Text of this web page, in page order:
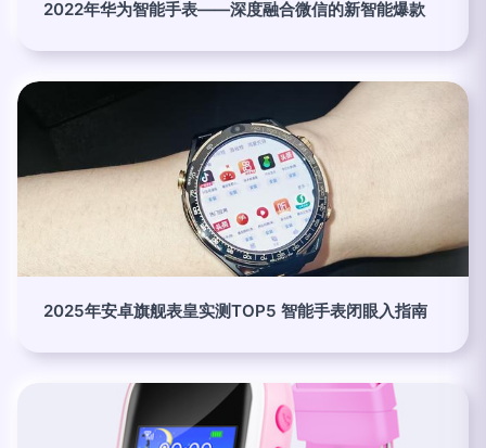
2022年华为智能手表——深度融合微信的新智能爆款
2025年安卓旗舰表皇实测TOP5 智能手表闭眼入指南